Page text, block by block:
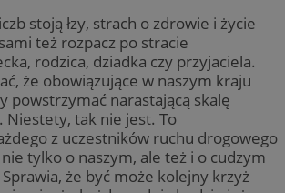
stoją łzy, strach o zdrowie i życie
też rozpacz po stracie
rodzica, dziadka czy przyjaciela.
że obowiązujące w naszym kraju
powstrzymać narastającą skalę
Niestety, tak nie jest. To
z uczestników ruchu drogowego
tylko o naszym, ale też i o cudzym
że być może kolejny krzyż